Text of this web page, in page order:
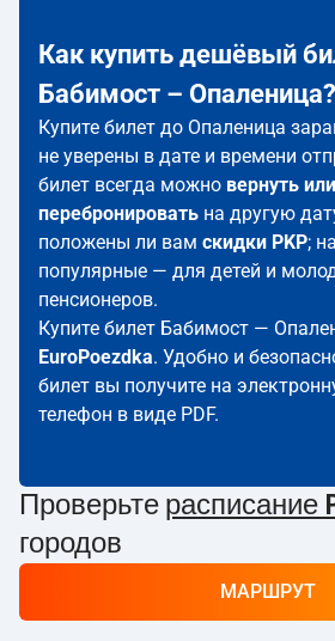
Как купить дешёвый
Бабимост – Опаленица?
Купите билет до Опаленица
не уверены в дате и времени
билет всегда можно вернуть или
перебронировать на другую
положены ли вам скидки PKP;
популярные — для детей и
пенсионеров.
Купите билет Бабимост —
EuroPoezdka. Удобно и
билет вы получите на
телефон в виде PDF.
Проверьте расписание
городов
МАРШРУТ